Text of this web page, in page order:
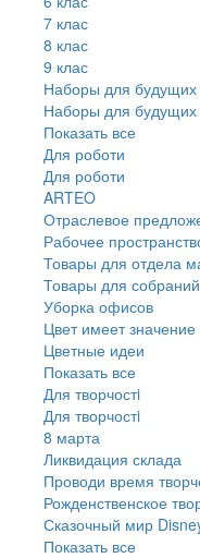
7 клас
8 клас
9 клас
Наборы для будущих
Наборы для будущих
Показать все
Для роботи
Для роботи
ARTEO
Отраслевое
Рабочее
Товары для отдела
Товары для собраний
Уборка офисов
Цвет имеет значение
Цветные идеи
Показать все
Для творчостi
Для творчостi
8 марта
Ликвидация склада
Проводи время
Рожденственское
Сказочный мир
Показать все